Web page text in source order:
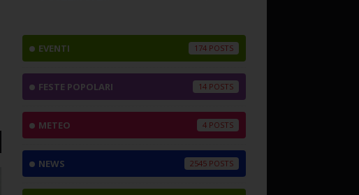
EVENTI 174
FESTE POPOLARI 14
METEO 4
NEWS 2545